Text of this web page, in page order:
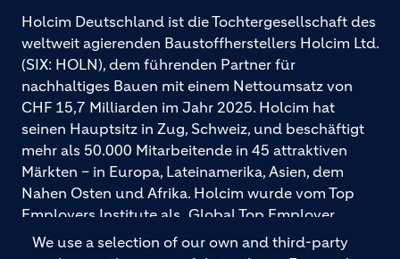
We use a selection of our own and third-party
Holcim Deutschland ist die Tochtergesellschaft des
weltweit agierenden Baustoffherstellers Holcim Ltd.
(SIX: HOLN), dem führenden Partner für
nachhaltiges Bauen mit einem Nettoumsatz von
CHF 15,7 Milliarden im Jahr 2025. Holcim hat
seinen Hauptsitz in Zug, Schweiz, und beschäftigt
mehr als 50.000 Mitarbeitende in 45 attraktiven
Märkten – in Europa, Lateinamerika, Asien, dem
Nahen Osten und Afrika. Holcim wurde vom Top
Employers Institute als „Global Top Employer
2026“ ausgezeichnet. Holcim bietet hochwertige